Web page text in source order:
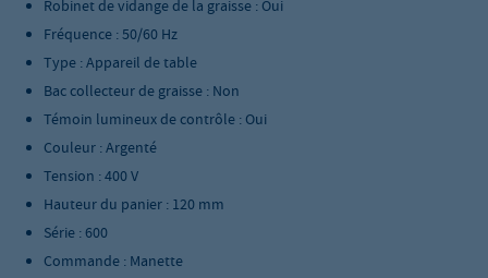
Robinet de vidange de la graisse : Oui
Fréquence : 50/60 Hz
Type : Appareil de table
Bac collecteur de graisse : Non
Témoin lumineux de contrôle : Oui
Couleur : Argenté
Tension : 400 V
Hauteur du panier : 120 mm
Série : 600
Commande : Manette